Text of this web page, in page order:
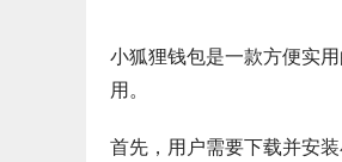
小狐狸钱包是一款方便实
用。
首先，用户需要下载并安